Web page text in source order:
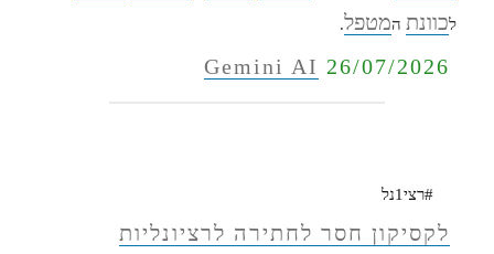
לכוונת המטפל.
Gemini AI 26/07/2026
#רצי1נל
לקסיקון חסר לחתירה לרציונליות